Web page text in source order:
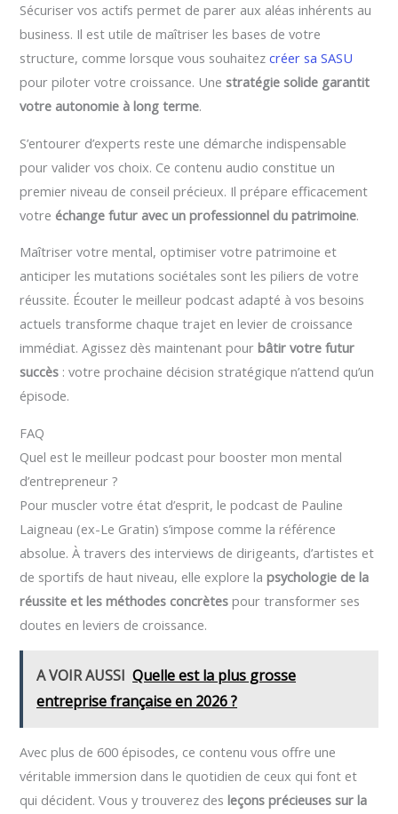
Sécuriser vos actifs permet de parer aux aléas inhérents au
business. Il est utile de maîtriser les bases de votre
structure, comme lorsque vous souhaitezcréer sa SASU
pour piloter votre croissance. Unestratégie solide garantit
votre autonomie à long terme.
S’entourer d’experts reste une démarche indispensable
pour valider vos choix. Ce contenu audio constitue un
premier niveau de conseil précieux. Il prépare efficacement
votre échange futur avec un professionnel du patrimoine.
Maîtriser votre mental, optimiser votre patrimoine et
anticiper les mutations sociétales sont les piliers de votre
réussite. Écouter le meilleur podcast adapté à vos besoins
actuels transforme chaque trajet en levier de croissance
immédiat. Agissez dès maintenant pourbâtir votre futur
succès : votre prochaine décision stratégique n’attend qu’un
épisode.
FAQ
Quel est le meilleur podcast pour booster mon mental
d’entrepreneur ?
Pour muscler votre état d’esprit, le podcast de Pauline
Laigneau (ex-Le Gratin) s’impose comme la référence
absolue. À travers des interviews de dirigeants, d’artistes et
de sportifs de haut niveau, elle explore lapsychologie de la
réussite et les méthodes concrètes pour transformer ses
doutes en leviers de croissance.
A VOIR AUSSI Quelle est la plus grosse
entreprise française en 2026 ?
Avec plus de 600 épisodes, ce contenu vous offre une
véritable immersion dans le quotidien de ceux qui font et
qui décident. Vous y trouverez desleçons précieuses sur la